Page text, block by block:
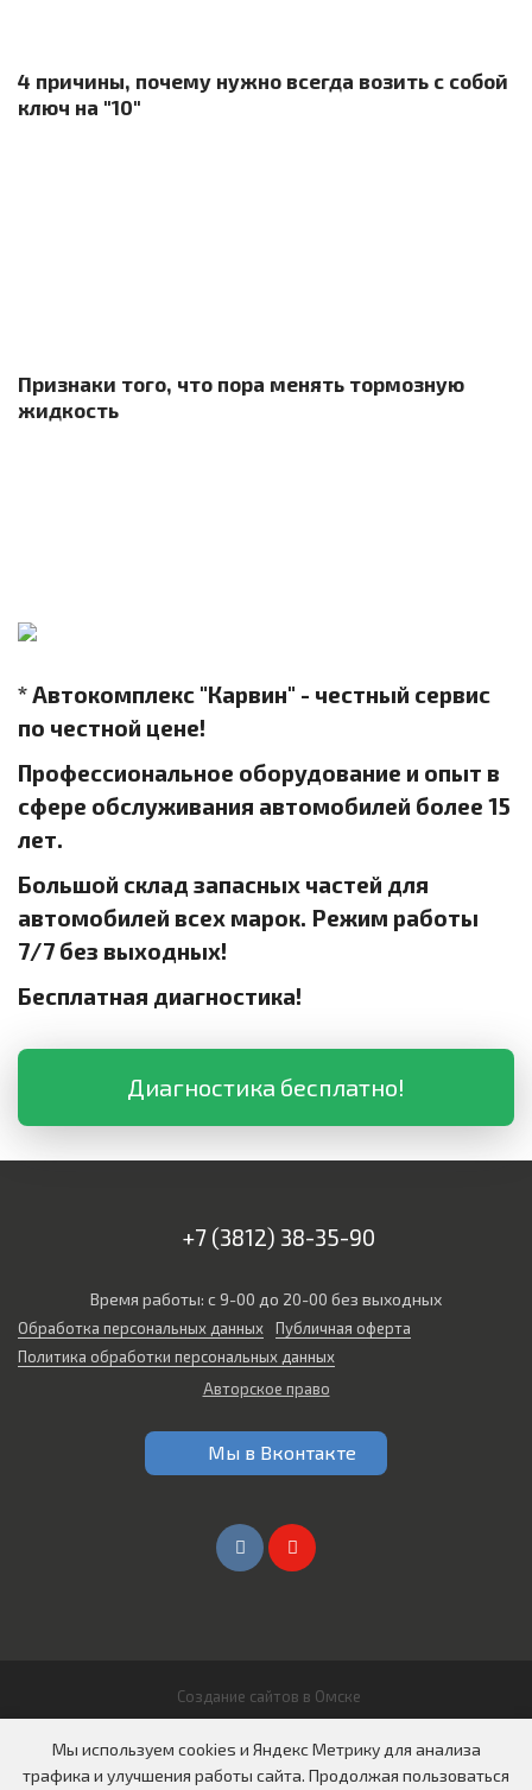
4 причины, почему нужно всегда возить с собой
ключ на "10"
Признаки того, что пора менять тормозную
жидкость
* Автокомплекс "Карвин" - честный сервис
по честной цене!
Профессиональное оборудование и опыт в
сфере обслуживания автомобилей более 15
лет.
Большой склад запасных частей для
автомобилей всех марок. Режим работы
7/7 без выходных!
Бесплатная диагностика!
Диагностика бесплатно!
+7 (3812) 38-35-90
Время работы: с 9-00 до 20-00 без выходных
Обработка персональных данных
Публичная оферта
Политика обработки персональных данных
Авторское право
Мы в Вконтакте
Создание сайтов в Омске
ООО "СИБИРЬ АВТО"
Мы используем cookies и Яндекс Метрику для анализа
трафика и улучшения работы сайта. Продолжая пользоваться